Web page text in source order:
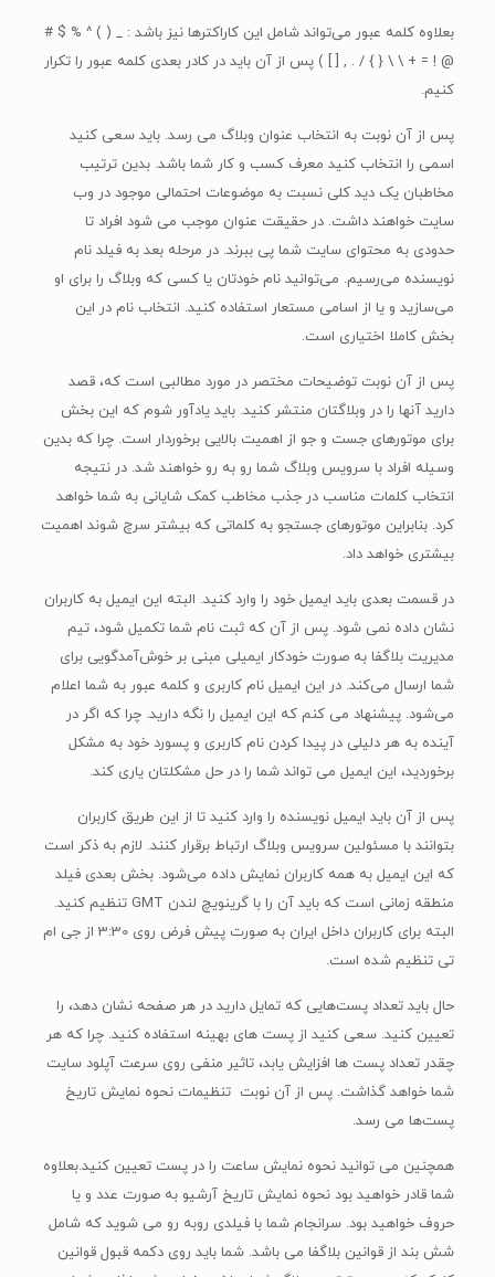
بعلاوه کلمه عبور می‌تواند شامل این کاراکتر‌ها نیز باشد : _ ( ) ^ % $ #
@ ! = + \ \ { } / . , [ ] ) پس از آن باید در کادر بعدی کلمه عبور را تکرار
کنیم.
پس از آن نوبت به انتخاب عنوان وبلاگ می رسد. باید سعی کنید
اسمی را انتخاب کنید معرف کسب و کار شما باشد. بدین ترتیب
مخاطبان یک دید کلی نسبت به موضوعات احتمالی موجود در وب
سایت خواهند داشت. در حقیقت عنوان موجب می شود افراد تا
حدودی به محتوای سایت شما پی ببرند. در مرحله بعد به فیلد نام
نویسنده می‌رسیم. می‌توانید نام خودتان یا کسی که وبلاگ را برای او
می‌سازید و یا از اسامی مستعار استفاده کنید. انتخاب نام در این
بخش کاملا اختیاری است.
پس از آن نوبت توضیحات مختصر در مورد مطالبی است که، قصد
دارید آنها را در وبلاگتان منتشر کنید. باید یادآور شوم که این بخش
برای موتورهای جست و جو از اهمیت بالایی برخوردار است. چرا که بدین
وسیله افراد با سرویس وبلاگ شما رو به رو خواهند شد. در نتیجه
انتخاب کلمات مناسب در جذب مخاطب کمک شایانی به شما خواهد
کرد. بنابراین موتورهای جستجو به کلماتی که بیشتر سرچ شوند اهمیت
بیشتری خواهد داد.
در قسمت بعدی باید ایمیل خود را وارد کنید. البته این ایمیل به کاربران
نشان داده نمی شود. پس از آن که ثبت نام شما تکمیل شود، تیم
مدیریت بلاگفا به صورت خودکار ایمیلی مبنی بر خوش‌آمد‌گویی برای
شما ارسال می‌کند. در این ایمیل نام کاربری و کلمه عبور به شما اعلام
می‌شود. پیشنهاد می کنم که این ایمیل را نگه دارید. چرا که اگر در
آینده به هر دلیلی در پیدا کردن نام کاربری و پسورد خود به مشکل
برخوردید، این ایمیل می تواند شما را در حل مشکلتان یاری کند.
پس از آن باید ایمیل نویسنده را وارد کنید تا از این طریق کاربران
بتوانند با مسئولین سرویس وبلاگ ارتباط برقرار کنند. لازم به ذکر است
که این ایمیل به همه کاربران نمایش داده می‌شود. بخش بعدی فیلد
منطقه زمانی است که باید آن را با گرینویچ لندن GMT تنظیم کنید.
البته برای کاربران داخل ایران به صورت پیش فرض روی 3:30 از جی ام
تی تنظیم شده است.
حال باید تعداد پست‌هایی که تمایل دارید در هر صفحه نشان دهد، را
تعیین کنید. سعی کنید از پست های بهینه استفاده کنید. چرا که هر
چقدر تعداد پست ها افزایش یابد، تاثیر منفی روی سرعت آپلود سایت
شما خواهد گذاشت. پس از آن نوبت تنظیمات نحوه نمایش تاریخ
پست‌ها می رسد.
همچنین می توانید نحوه نمایش ساعت را در پست تعیین کنید.بعلاوه
شما قادر خواهید بود نحوه نمایش تاریخ آرشیو به صورت عدد و یا
حروف خواهید بود. سرانجام شما با فیلدی روبه رو می شوید که شامل
شش بند از قوانین بلاگفا می باشد. شما باید روی دکمه قبول قوانین